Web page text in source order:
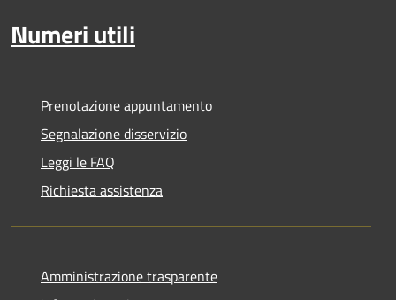
Numeri utili
Prenotazione appuntamento
Segnalazione disservizio
Leggi le FAQ
Richiesta assistenza
Amministrazione trasparente